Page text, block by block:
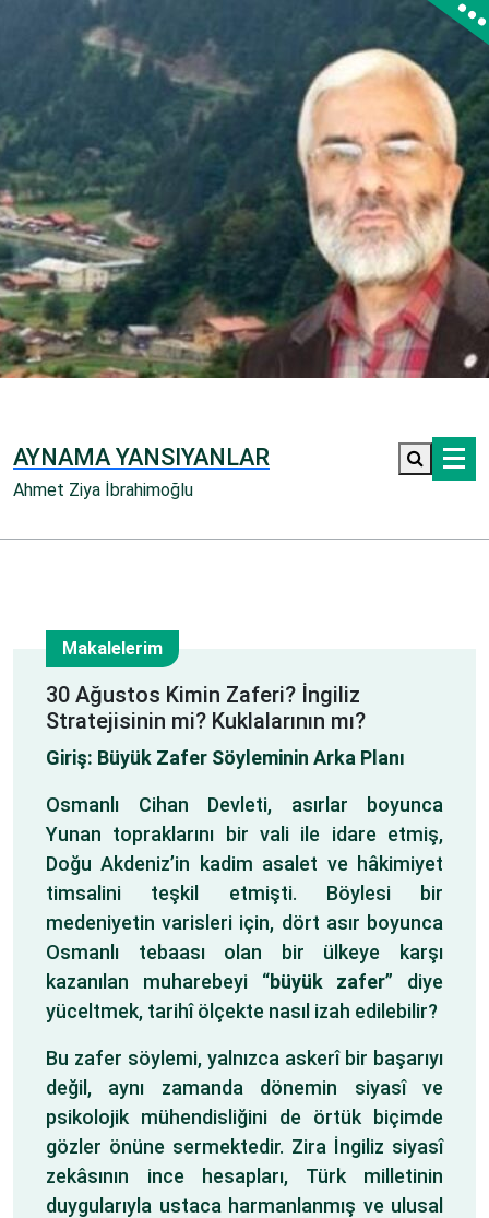
AYNAMA YANSIYANLAR
Ahmet Ziya İbrahimoğlu
1
Makalelerim
30 Ağustos Kimin Zaferi? İngiliz
Stratejisinin mi? Kuklalarının mı?
Giriş: Büyük Zafer Söyleminin Arka Planı
Osmanlı Cihan Devleti, asırlar boyunca
Yunan topraklarını bir vali ile idare etmiş,
Doğu Akdeniz’in kadim asalet ve hâkimiyet
timsalini teşkil etmişti. Böylesi bir
medeniyetin varisleri için, dört asır boyunca
Osmanlı tebaası olan bir ülkeye karşı
kazanılan muharebeyi “büyük zafer” diye
yüceltmek, tarihî ölçekte nasıl izah edilebilir?
Bu zafer söylemi, yalnızca askerî bir başarıyı
değil, aynı zamanda dönemin siyasî ve
psikolojik mühendisliğini de örtük biçimde
gözler önüne sermektedir. Zira İngiliz siyasî
zekâsının ince hesapları, Türk milletinin
duygularıyla ustaca harmanlanmış ve ulusal